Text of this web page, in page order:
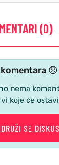
(0)
komentara 😞
nema
koje će
SE